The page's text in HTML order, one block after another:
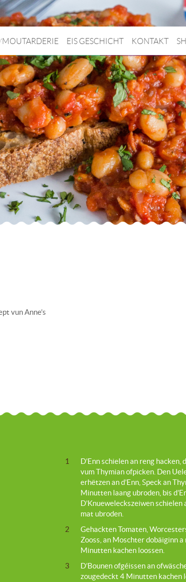
EIS GESCHICHT KONTAKT
vun Anne’s
1
D’Enn schielen an reng hacken,
vum Thymian ofpicken. Den
erhëtzen an d’Enn, Speck an
Minutten laang ubroden, bis
D’Knueweleckszeiwen
mat ubroden.
2
Gehackten Tomaten,
Zooss, an Moschter dobäiginn
Minutten kachen loossen.
3
D’Bounen ofgéissen an
zougedeckt 4 Minutten kachen